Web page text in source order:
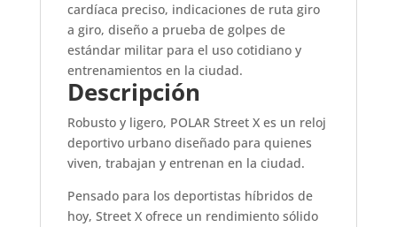
cardíaca preciso, indicaciones de ruta giro
a giro, diseño a prueba de golpes de
estándar militar para el uso cotidiano y
entrenamientos en la ciudad.
Descripción
Robusto y ligero, POLAR Street X es un reloj
deportivo urbano diseñado para quienes
viven, trabajan y entrenan en la ciudad.
Pensado para los deportistas híbridos de
hoy, Street X ofrece un rendimiento sólido